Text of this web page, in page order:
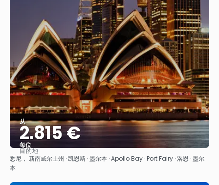
从
2.815 €
每位
看到
目的地
悉尼， 新南威尔士州 · 凯恩斯 · 墨尔本 · Apollo Bay · Port Fairy · 洛恩 · 墨尔
本